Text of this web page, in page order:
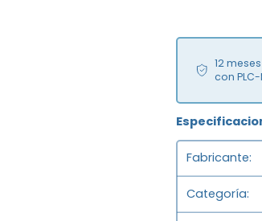
12
con
Fabricante
Categoría